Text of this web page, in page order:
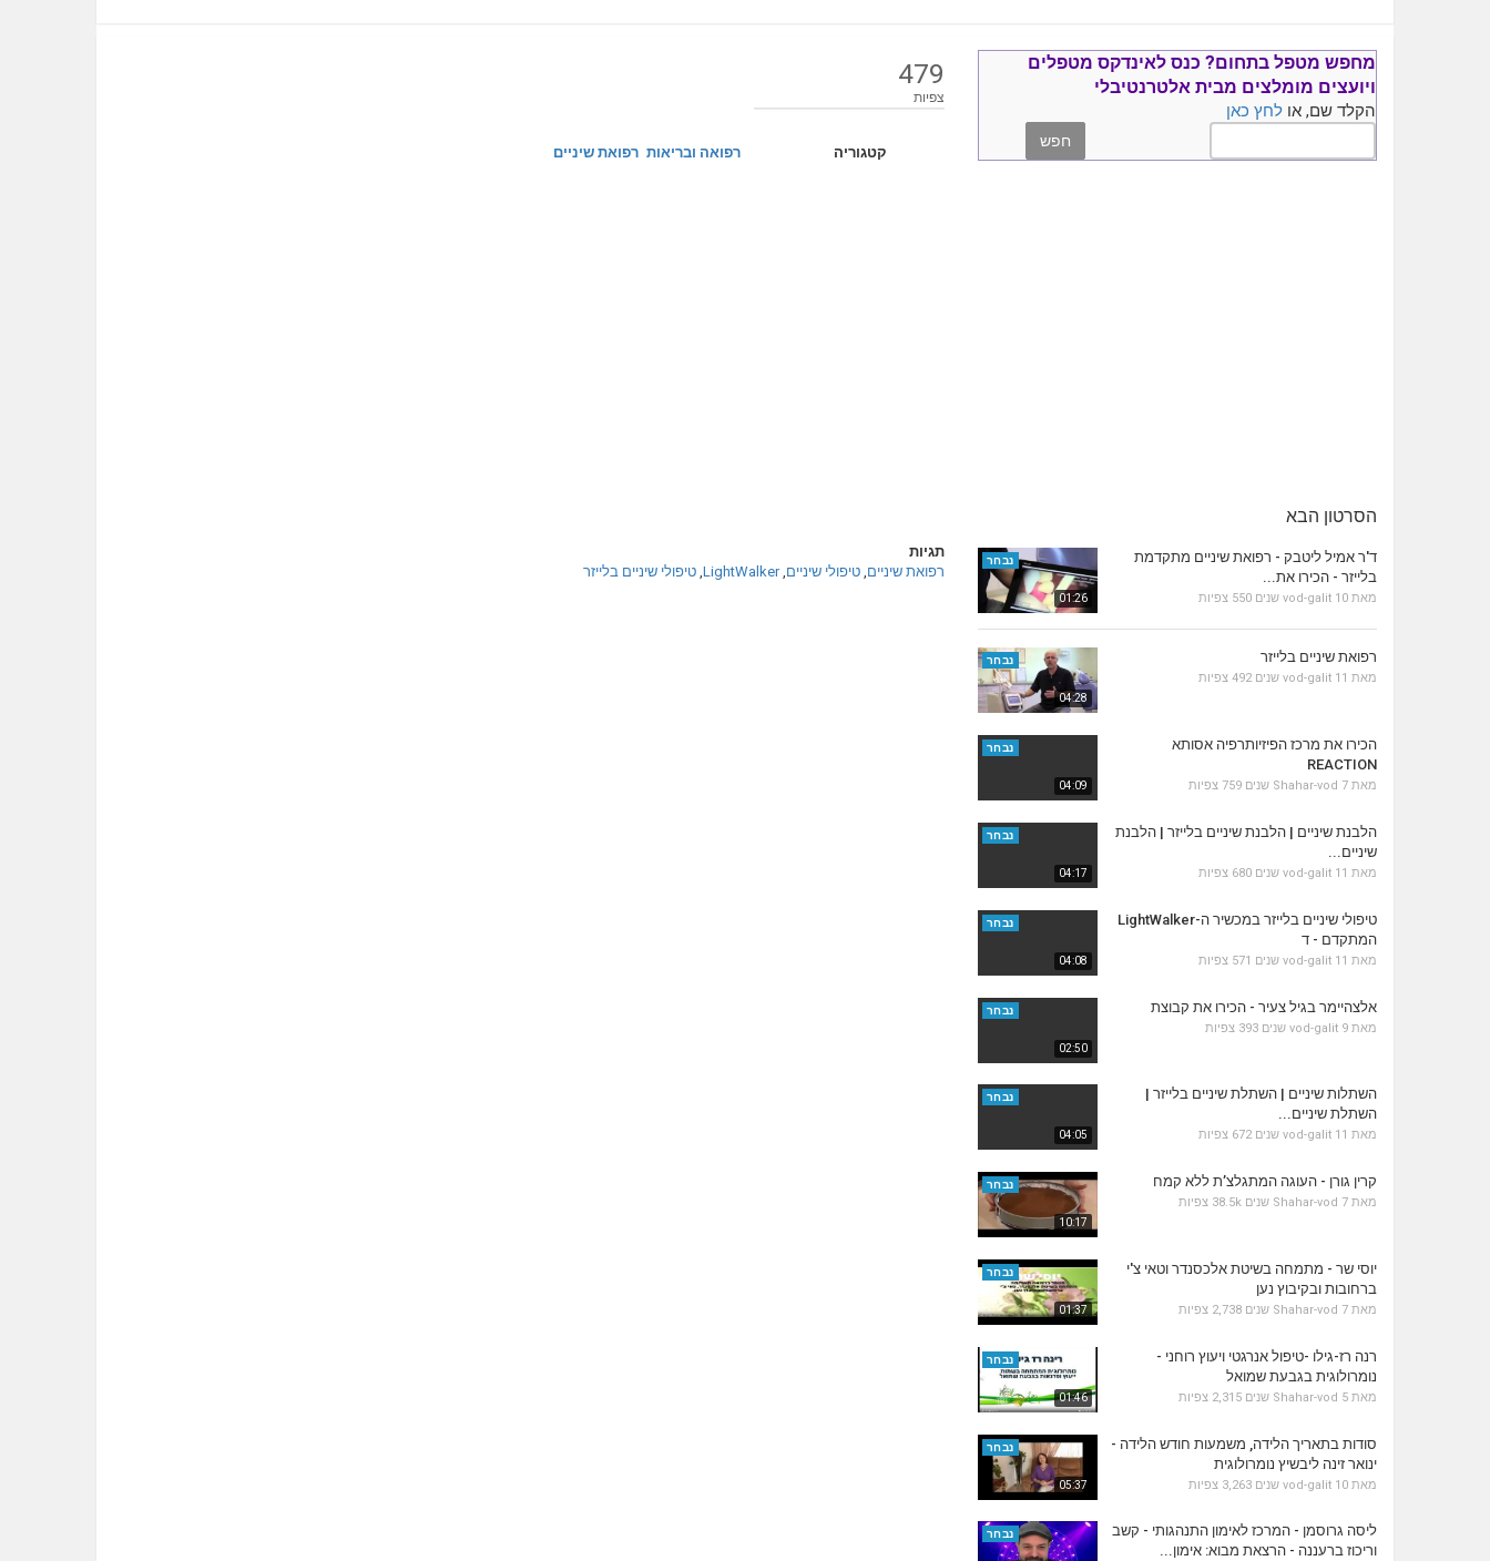
479
צפיות
קטגוריה רפואה ובריאות רפואת שיניים
תגיות
רפואת שיניים, טיפולי שיניים,
LightWalker
, טיפולי שיניים בלייזר
מחפש מטפל בתחום? כנס לאינדקס מטפלים
ויועצים מומלצים מבית אלטרנטיבלי
הקלד שם, או לחץ כאן
הסרטון הבא
01:26
נבחר
ד'ר אמיל ליטבק - רפואת שיניים מתקדמת
בלייזר - הכירו את...
מאת vod-galit 10 שנים 550 צפיות
04:28
נבחר רפואת שיניים בלייזר
מאת vod-galit 11 שנים 492 צפיות
04:09
נבחר
הכירו את מרכז הפיזיותרפיה אסותא
REACTION
מאת Shahar-vod 7 שנים 759 צפיות
04:17
נבחר
הלבנת שיניים | הלבנת שיניים בלייזר | הלבנת
שיניים...
מאת vod-galit 11 שנים 680 צפיות
04:08
נבחר
טיפולי שיניים בלייזר במכשיר ה-LightWalker
המתקדם - ד
מאת vod-galit 11 שנים 571 צפיות
02:50
נבחר אלצהיימר בגיל צעיר - הכירו את קבוצת
מאת vod-galit 9 שנים 393 צפיות
04:05
נבחר
השתלות שיניים | השתלת שיניים בלייזר |
השתלת שיניים...
מאת vod-galit 11 שנים 672 צפיות
10:17
נבחר קרין גורן - העוגה המתגלצ’ת ללא קמח
מאת Shahar-vod 7 שנים 38.5k צפיות
01:37
נבחר
יוסי שר - מתמחה בשיטת אלכסנדר וטאי צ'י
ברחובות ובקיבוץ נען
מאת Shahar-vod 7 שנים 2,738 צפיות
01:46
נבחר
רנה רז-גילו -טיפול אנרגטי ויעוץ רוחני -
נומרולוגית בגבעת שמואל
מאת Shahar-vod 5 שנים 2,315 צפיות
05:37
נבחר
סודות בתאריך הלידה, משמעות חודש הלידה -
ינואר זינה ליבשיץ נומרולוגית
מאת vod-galit 10 שנים 3,263 צפיות
נבחר
ליסה גרוסמן - המרכז לאימון התנהגותי - קשב
וריכוז ברעננה - הרצאת מבוא: אימון...